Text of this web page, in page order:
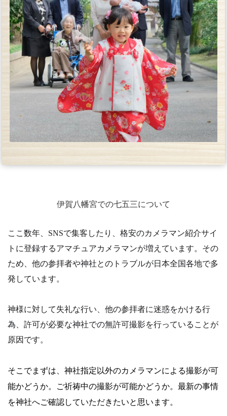
伊賀八幡宮での七五三について
ここ数年、SNSで集客したり、格安のカメラマン紹介サイ
トに登録するアマチュアカメラマンが増えています。その
ため、他の参拝者や神社とのトラブルが日本全国各地で多
発しています。
神様に対して失礼な行い、他の参拝者に迷惑をかける行
為、許可が必要な神社での無許可撮影を行っていることが
原因です。
そこでまずは、神社指定以外のカメラマンによる撮影が可
能かどうか。 ご祈祷中の撮影が可能かどうか。 最新の事情
を神社へご確認していただきたいと思います。